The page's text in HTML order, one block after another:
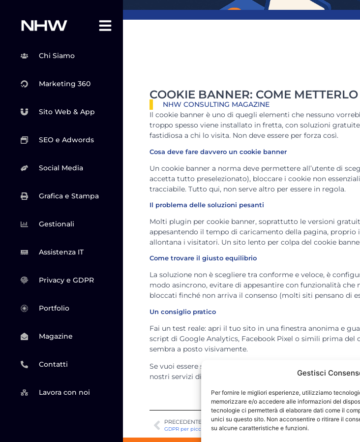
Gestisci
Per fornire le migliori esperienze, utilizziamo
memorizzare e/o accedere alle informazioni del
tecnologie ci permetterà di elaborare dati come il
unici su questo sito. Non acconsentire o ritirare il
su alcune caratteristiche e funzioni.
Chi Siamo
Marketing 360
Sito Web & App
SEO e Adwords
Social Media
Grafica e Stampa
Gestionali
Assistenza IT
Privacy e GDPR
Portfolio
Magazine
Contatti
Lavora con noi
COOKIE BANNER: COME
NHW CONSULTING MAGAZINE
Il cookie banner è uno di quegli elementi che nessuno
troppo spesso viene installato in fretta, con soluzioni
fastidiosa a chi lo visita. Non deve essere per forza così.
Cosa deve fare davvero un cookie banner
Un cookie banner a norma deve permettere all’utente di
accetta tutto preselezionato), bloccare i cookie non
tracciabile. Tutto qui, non serve altro per essere in regola.
Il problema delle soluzioni pesanti
Molti plugin per cookie banner, soprattutto le versioni
appesantendo il tempo di caricamento della pagina,
allontana i visitatori. Un sito lento per colpa del cookie
Come trovare il giusto equilibrio
La soluzione non è scegliere tra conforme e veloce, è
modo asincrono, evitare di appesantire con funzionalità
bloccati finché non arriva il consenso (molti siti pensano di
Un consiglio pratico
Fai un test reale: apri il tuo sito in una finestra anonima e
script di Google Analytics, Facebook Pixel o simili prima
sembra a posto visivamente.
Se vuoi essere sicuro che il tuo sito sia davvero a norma,
nostri servizi di
adeguamento privacy e GDPR.Prenota una
PRECEDENTE
GDPR per piccole aziende: cosa serve davvero, senza terrorismo